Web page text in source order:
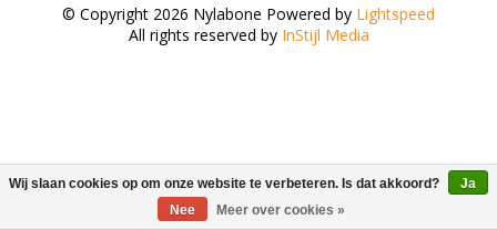
© Copyright 2026 Nylabone Powered by Lightspeed
All rights reserved by InStijl Media
Wij slaan cookies op om onze website te verbeteren. Is dat akkoord?
Ja
Nee
Meer over cookies »